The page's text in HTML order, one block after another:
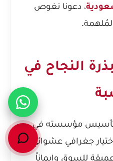
، دعونا نغوص
النجاح في
تأسيس مؤسسته في
جغرافي عشوائي،
للسوق وإيماناً